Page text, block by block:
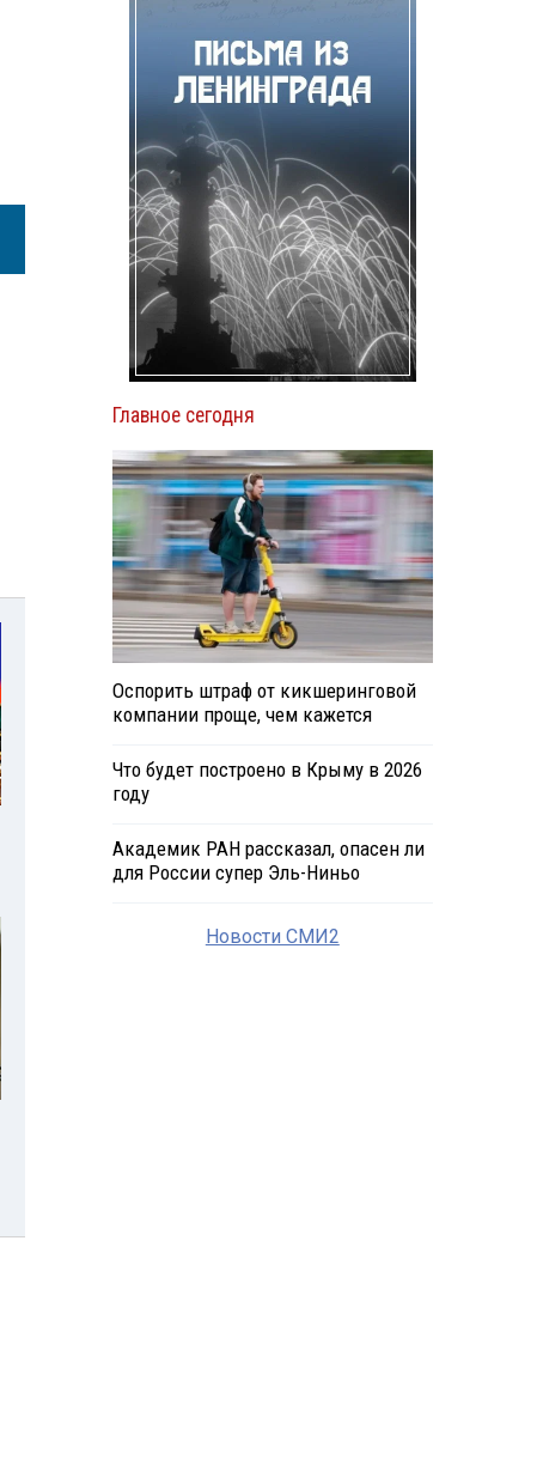
Главное сегодня
Оспорить штраф от кикшеринговой
компании проще, чем кажется
Что будет построено в Крыму в 2026
году
Академик РАН рассказал, опасен ли
для России супер Эль-Ниньо
Новости СМИ2